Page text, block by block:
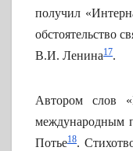
получил
обстоятельство
В.И. Ленина17.
Автором слов
международным
Потье18.